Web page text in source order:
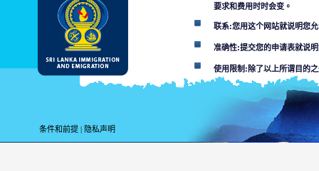
要求和费用时时会变。
联系:您用这个网站就说明您
准确性:提交您的申请表就说
使用限制:除了以上所谓目的
用这个网站您便就接受
斯里兰卡移居与移民部不负责
某个部门或其代理对网站所在
条件和前提 | 隐私声明